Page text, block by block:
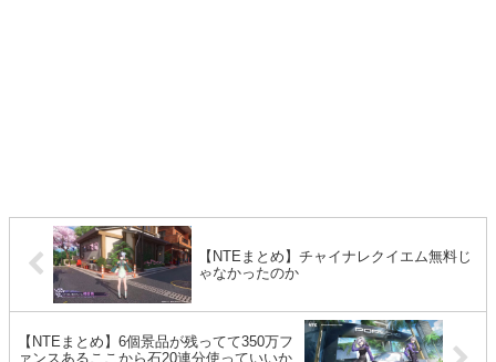
【NTEまとめ】チャイナレクイエム無料じ
ゃなかったのか
【NTEまとめ】6個景品が残ってて350万フ
ァンスあるここから石20連分使っていいか